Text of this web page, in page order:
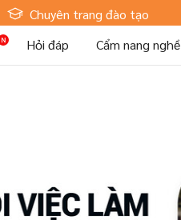
Chuyên trang đào tạo
Hỏi đáp Cẩm nang nghề